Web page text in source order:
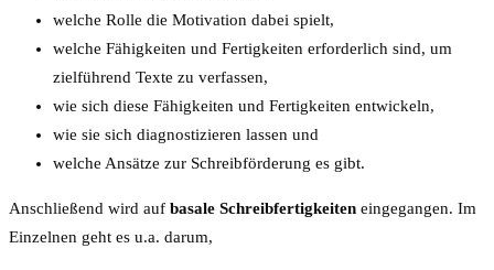
welche Rolle die Motivation dabei spielt,
welche Fähigkeiten und Fertigkeiten erforderlich sind, um
zielführend Texte zu verfassen,
wie sich diese Fähigkeiten und Fertigkeiten entwickeln,
wie sie sich diagnostizieren lassen und
welche Ansätze zur Schreibförderung es gibt.
Anschließend wird auf basale Schreibfertigkeiten eingegangen. Im
Einzelnen geht es u.a. darum,